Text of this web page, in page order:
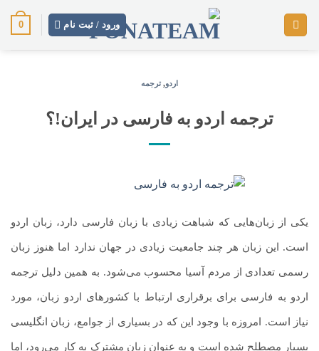
ورود / ثبت نام 0
اردو, ترجمه
ترجمه اردو به فارسی در ایران!؟
یکی از زبان‌هایی که شباهت زیادی با زبان فارسی دارد، زبان اردو
است. این زبان هر چند جامعیت زیادی در جهان ندارد اما هنوز زبان
رسمی تعدادی از مردم آسیا محسوب می‌شود. به همین دلیل ترجمه
اردو به فارسی برای برقراری ارتباط با کشورهای اردو زبان، مورد
نیاز است. امروزه با وجود این که در بسیاری از جوامع، زبان انگلیسی
بسیار مصطلح شده است و به عنوان زبان مشترک به کار می‌رود، اما